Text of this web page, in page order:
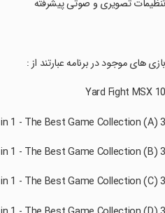
‏تنظیمات تصویری و صوتی پیشرفته
‏بازی های موجود در برنامه عبارتند از :